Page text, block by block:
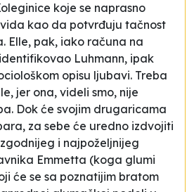
koje se naprasno
kao da potvrđuju tačnost
Elle, pak, iako računa na
Luhmann, ipak
opisu ljubavi. Treba
jer ona, videli smo, nije
Dok će svojim drugaricama
za sebe će uredno izdvojiti
i najpoželjnijeg
Emmetta (koga glumi
će se sa poznatijim bratom